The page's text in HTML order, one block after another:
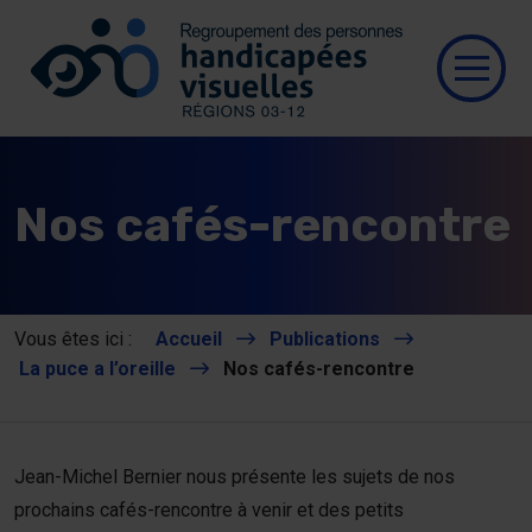
Se connecter
Aller au contenu
Allez à la page d’accueil
Nos cafés-rencontre
Vous êtes ici : Accueil
Publications
La puce a l’oreille
Nos cafés-rencontre
Jean-Michel Bernier nous présente les sujets de nos
prochains cafés-rencontre à venir et des petits